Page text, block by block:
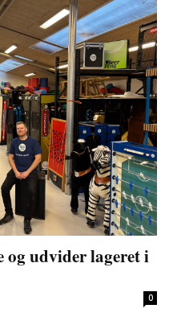
og udvider lageret i
0